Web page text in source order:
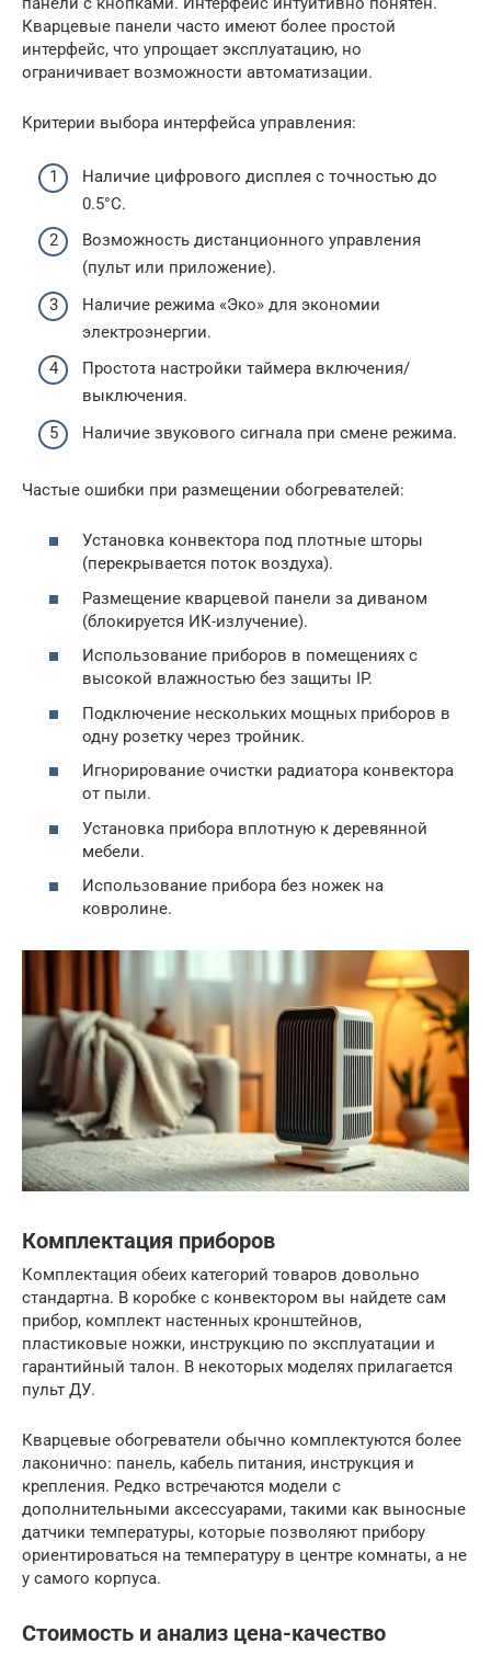
Кварцевые панели часто имеют более простой
интерфейс, что упрощает эксплуатацию, но
ограничивает возможности автоматизации.
Критерии выбора интерфейса управления:
Наличие цифрового дисплея с точностью до
0.5°C.
Возможность дистанционного управления
(пульт или приложение).
Наличие режима «Эко» для экономии
электроэнергии.
Простота настройки таймера включения/
выключения.
Наличие звукового сигнала при смене режима.
Частые ошибки при размещении обогревателей:
Установка конвектора под плотные шторы
(перекрывается поток воздуха).
Размещение кварцевой панели за диваном
(блокируется ИК-излучение).
Использование приборов в помещениях с
высокой влажностью без защиты IP.
Подключение нескольких мощных приборов в
одну розетку через тройник.
Игнорирование очистки радиатора конвектора
от пыли.
Установка прибора вплотную к деревянной
мебели.
Использование прибора без ножек на
ковролине.
Комплектация приборов
Комплектация обеих категорий товаров довольно
стандартна. В коробке с конвектором вы найдете сам
прибор, комплект настенных кронштейнов,
пластиковые ножки, инструкцию по эксплуатации и
гарантийный талон. В некоторых моделях прилагается
пульт ДУ.
Кварцевые обогреватели обычно комплектуются более
лаконично: панель, кабель питания, инструкция и
крепления. Редко встречаются модели с
дополнительными аксессуарами, такими как выносные
датчики температуры, которые позволяют прибору
ориентироваться на температуру в центре комнаты, а не
у самого корпуса.
Стоимость и анализ цена-качество